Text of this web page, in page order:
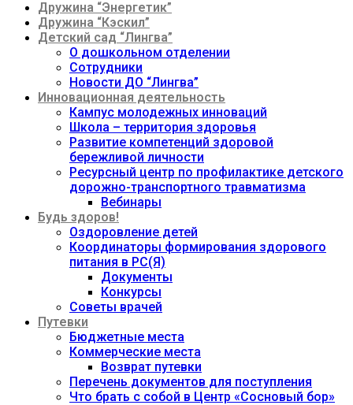
Дружина “Энергетик”
Дружина “Кэскил”
Детский сад “Лингва”
О дошкольном отделении
Сотрудники
Новости ДО “Лингва”
Инновационная деятельность
Кампус молодежных инноваций
Школа – территория здоровья
Развитие компетенций здоровой
бережливой личности
Ресурсный центр по профилактике детского
дорожно-транспортного травматизма
Вебинары
Будь здоров!
Оздоровление детей
Координаторы формирования здорового
питания в РС(Я)
Документы
Конкурсы
Советы врачей
Путевки
Бюджетные места
Коммерческие места
Возврат путевки
Перечень документов для поступления
Что брать с собой в Центр «Сосновый бор»